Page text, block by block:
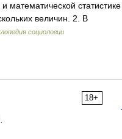
математической статистике
величин. 2. В
социологии
18+